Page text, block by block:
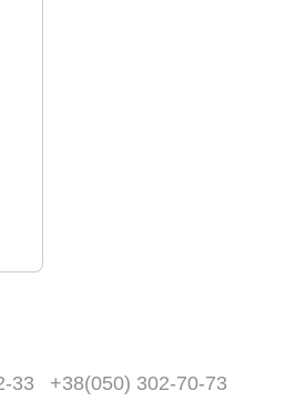
33 +38(050) 302-70-73